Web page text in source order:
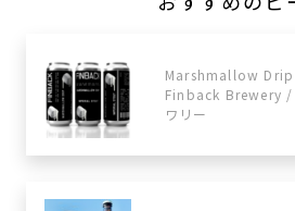
Marshmallow Drip
Finback Brewery /
ワリー